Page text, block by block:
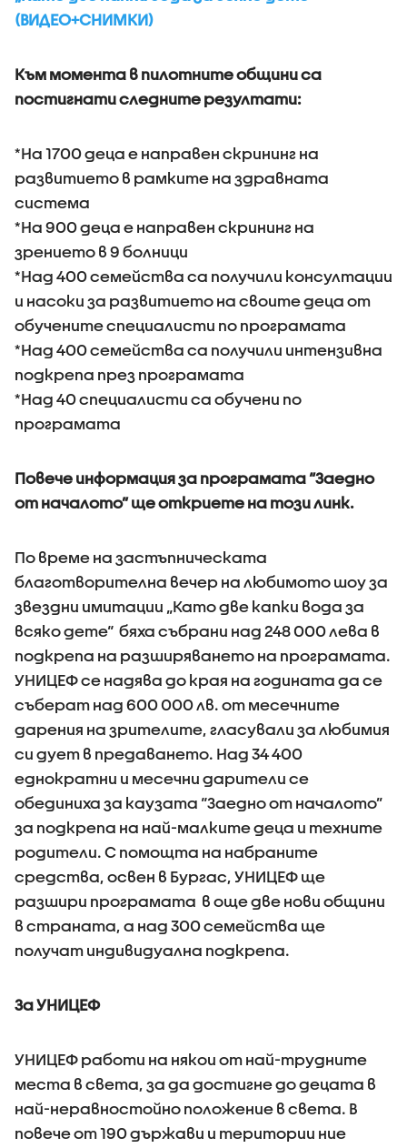
(ВИДЕО+СНИМКИ)
Към момента в пилотните общини са
постигнати следните резултати:
*На 1700 деца е направен скрининг на
развитието в рамките на здравната
система
*На 900 деца е направен скрининг на
зрението в 9 болници
*Над 400 семейства са получили консултации
и насоки за развитието на своите деца от
обучените специалисти по програмата
*Над 400 семейства са получили интензивна
подкрепа през програмата
*Над 40 специалисти са обучени по
програмата
Повече информация за програмата “Заедно
от началото” ще откриете на този линк.
По време на застъпническата
благотворителна вечер на любимото шоу за
звездни имитации „Като две капки вода за
всяко дете“ бяха събрани над 248 000 лева в
подкрепа на разширяването на програмата.
УНИЦЕФ се надява до края на годината да се
съберат над 600 000 лв. от месечните
дарения на зрителите, гласували за любимия
си дует в предаването. Над 34 400
еднократни и месечни дарители се
обединиха за каузата “Заедно от началото”
за подкрепа на най-малките деца и техните
родители. С помощта на набраните
средства, освен в Бургас, УНИЦЕФ ще
разшири програмата в още две нови общини
в страната, а над 300 семейства ще
получат индивидуална подкрепа.
За УНИЦЕФ
УНИЦЕФ работи на някои от най-трудните
места в света, за да достигне до децата в
най-неравностойно положение в света. В
повече от 190 държави и територии ние